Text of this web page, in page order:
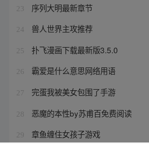
23 序列大明最新章节
24 兽人世界主攻推荐
25 扑飞漫画下载最新版3.5.0
26 霸爱是什么意思网络用语
27 完蛋我被美女包围了手游
28 恶魔的本性by苏甫百免费阅读
29 章鱼缠住女孩子游戏